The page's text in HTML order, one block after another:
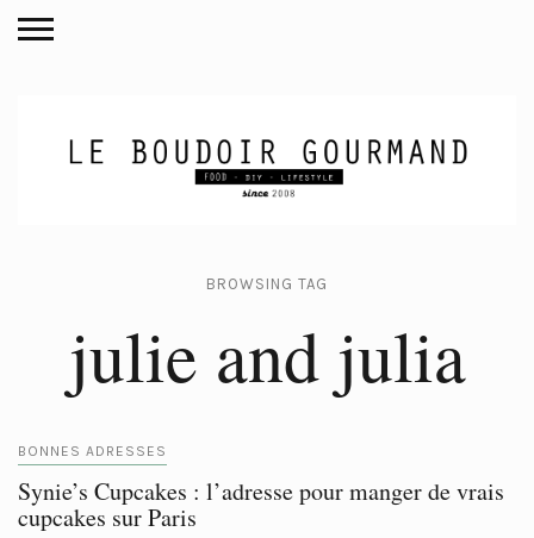
BROWSING TAG
julie and julia
BONNES ADRESSES
Synie’s Cupcakes : l’adresse pour manger de vrais
cupcakes sur Paris